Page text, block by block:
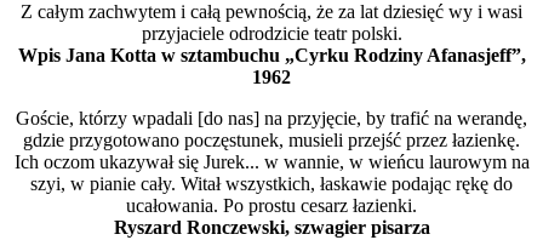
Z całym zachwytem i całą pewnością, że za lat dziesięć wy i wasi
przyjaciele odrodzicie teatr polski.
Wpis Jana Kotta w sztambuchu „Cyrku Rodziny Afanasjeff”,
1962
Goście, którzy wpadali [do nas] na przyjęcie, by trafić na werandę,
gdzie przygotowano poczęstunek, musieli przejść przez łazienkę.
Ich oczom ukazywał się Jurek... w wannie, w wieńcu laurowym na
szyi, w pianie cały. Witał wszystkich, łaskawie podając rękę do
ucałowania. Po prostu cesarz łazienki.
Ryszard Ronczewski, szwagier pisarza